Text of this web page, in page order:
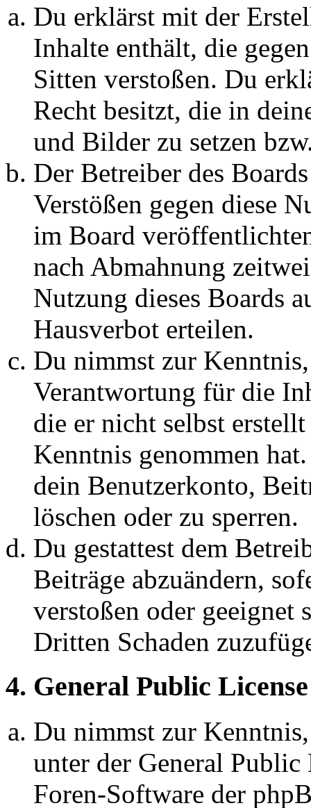
Du erklärst mit der
Inhalte enthält, die
Sitten verstoßen. Du
Recht besitzt, die in
und Bilder zu setzen
Der Betreiber des
Verstößen gegen diese
im Board
nach Abmahnung
Nutzung dieses Boards
Hausverbot erteilen.
Du nimmst zur
Verantwortung für die
die er nicht selbst
Kenntnis genommen
dein Benutzerkonto,
löschen oder zu sperren.
Du gestattest dem
Beiträge abzuändern,
verstoßen oder geeignet
Dritten Schaden
4. General Public License
Du nimmst zur
unter der General
Foren-Software der